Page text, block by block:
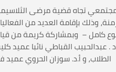
تجاه قضية مرضى
وذلك بإقامة العديد من
بالجامعة – وعلى مدى أسبوع كامل – وبمشاركة
عبدالحبيب القباطي نائبا عميد
الطلاب، و أ.د. سوزان الحروي عميد